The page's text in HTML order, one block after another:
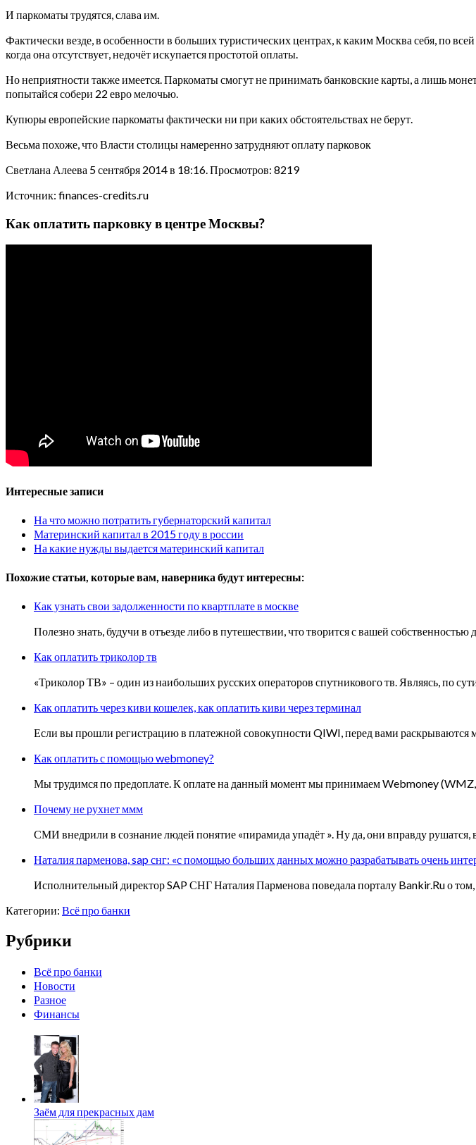
И паркоматы трудятся, слава им.
Фактически везде, в особенности в больших туристических центрах, к каким Москва себя, по
когда она отсутствует, недочёт искупается простотой оплаты.
Но неприятности также имеется. Паркоматы смогут не принимать банковские карты, а лишь
попытайся собери 22 евро мелочью.
Купюры европейские паркоматы фактически ни при каких обстоятельствах не берут.
Весьма похоже, что Власти столицы намеренно затрудняют оплату парковок
Светлана Алеева 5 сентября 2014 в 18:16. Просмотров: 8219
Источник: finances-credits.ru
Как оплатить парковку в центре Москвы?
Интересные записи
На что можно потратить губернаторский капитал
Материнский капитал в 2015 году в россии
На какие нужды выдается материнский капитал
Похожие статьи, которые вам, наверника будут интересны:
Как узнать свои задолженности по квартплате в москве
Полезно знать, будучи в отъезде либо в путешествии, что творится с вашей
Как оплатить триколор тв
«Триколор ТВ» – один из наибольших русских операторов спутникового тв. Являясь, по
Как оплатить через киви кошелек, как оплатить киви через терминал
Если вы прошли регистрацию в платежной совокупности QIWI, перед вами раскрываются
Как оплатить с помощью webmoney?
Мы трудимся по предоплате. К оплате на данный момент мы принимаем Webmoney
Почему не рухнет ммм
СМИ внедрили в сознание людей понятие «пирамида упадёт ». Ну да, они вправду
Наталия парменова, sap снг: «с помощью больших данных можно разрабатывать очень
Исполнительный директор SAP СНГ Наталия Парменова поведала порталу Bankir.Ru о
Категории: Всё про банки
Рубрики
Всё про банки
Новости
Разное
Финансы
Заём для прекрасных дам